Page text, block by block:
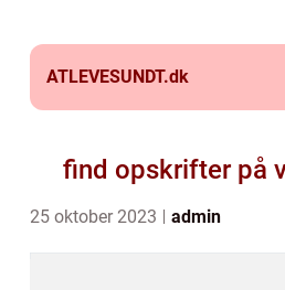
ATLEVESUNDT.dk
find opskrifter på
25 oktober 2023 admin